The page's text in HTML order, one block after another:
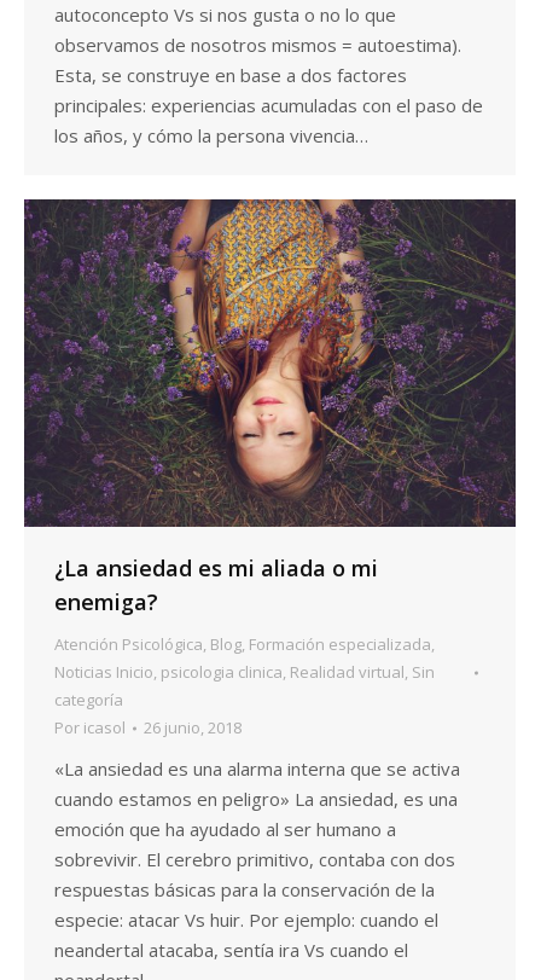
autoconcepto Vs si nos gusta o no lo que
observamos de nosotros mismos = autoestima).
Esta, se construye en base a dos factores
principales: experiencias acumuladas con el paso de
los años, y cómo la persona vivencia…
¿La ansiedad es mi aliada o mi
enemiga?
Atención Psicológica, Blog, Formación especializada,
Noticias Inicio, psicologia clinica, Realidad virtual, Sin
categoría
Por icasol 26 junio, 2018
«La ansiedad es una alarma interna que se activa
cuando estamos en peligro» La ansiedad, es una
emoción que ha ayudado al ser humano a
sobrevivir. El cerebro primitivo, contaba con dos
respuestas básicas para la conservación de la
especie: atacar Vs huir. Por ejemplo: cuando el
neandertal atacaba, sentía ira Vs cuando el